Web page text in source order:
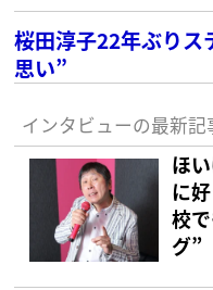
桜田淳子22年ぶりス
思い”
インタビューの最新記
ほ
に
校
グ”